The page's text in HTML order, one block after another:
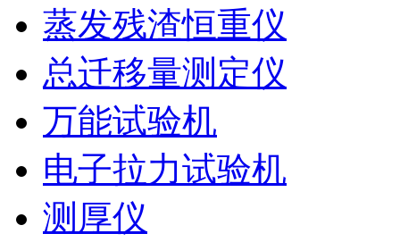
蒸发残渣恒重仪
总迁移量测定仪
万能试验机
电子拉力试验机
测厚仪